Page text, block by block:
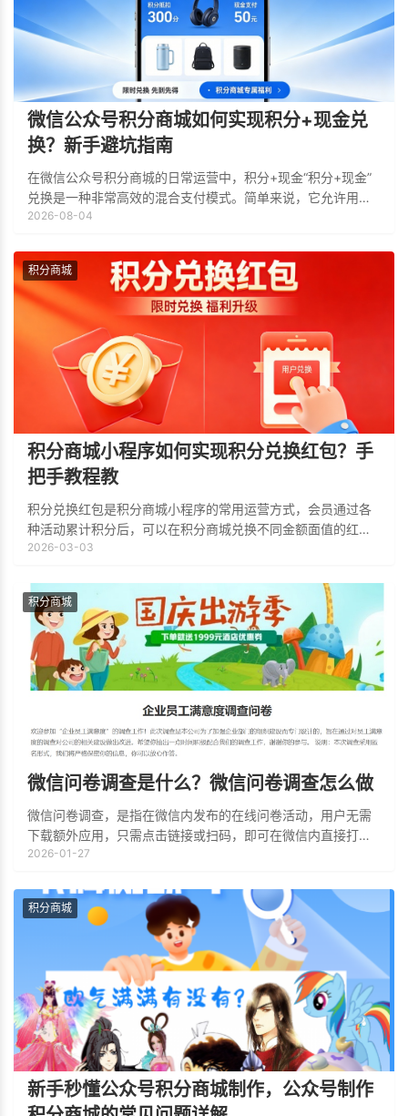
微信公众号积分商城如何实现积分+现金兑
换？新手避坑指南
在微信公众号积分商城的日常运营中，积分+现金“积分+现金”
兑换是一种非常高效的混合支付模式。简单来说，它允许用户
在兑换商品时，一部分用积分抵扣，另一部分支付现金。那么
2026-08-04
积分商城
积分商城小程序如何实现积分兑换红包？手
把手教程教
积分兑换红包是积分商城小程序的常用运营方式，会员通过各
种活动累计积分后，可以在积分商城兑换不同金额面值的红
包，兑换后红包直接发送到微信钱包，和传统的兑换礼品方式
2026-03-03
积分商城
微信问卷调查是什么？微信问卷调查怎么做
微信问卷调查，是指在微信内发布的在线问卷活动，用户无需
下载额外应用，只需点击链接或扫码，即可在微信内直接打开
问卷页面，快速作答并提交。微信问卷调查活动支持多种题型
2026-01-27
积分商城
新手秒懂公众号积分商城制作，公众号制作